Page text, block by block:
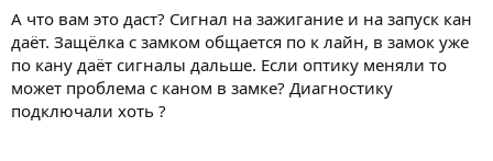
т
и
в
А что вам это даст? Сигнал на зажигание и на запуск кан
даёт. Защёлка с замком общается по к лайн, в замок уже
по кану даёт сигналы дальше. Если оптику меняли то
может проблема с каном в замке? Диагностику
подключали хоть ?